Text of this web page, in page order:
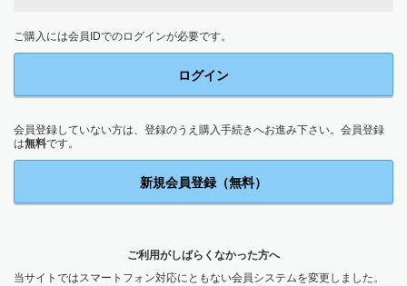
ご購入には会員IDでのログインが必要です。
ログイン
会員登録していない方は、登録のうえ購入手続きへお進み下さい。会員登録
は無料です。
新規会員登録（無料）
ご利用がしばらくなかった方へ
当サイトではスマートフォン対応にともない会員システムを変更しました。